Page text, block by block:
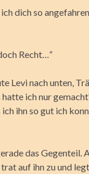
ich dich so
Recht…“
Levi nach unten,
hatte ich nur
ihn so gut ich
das Gegenteil.
auf ihn zu und